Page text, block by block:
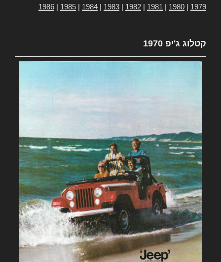
1979
1980
1981
1982
1983
1984
1985
1986
קטלוג ג'יפ 1970